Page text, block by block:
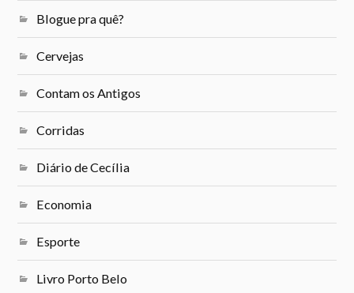
Blogue pra quê?
Cervejas
Contam os Antigos
Corridas
Diário de Cecília
Economia
Esporte
Livro Porto Belo